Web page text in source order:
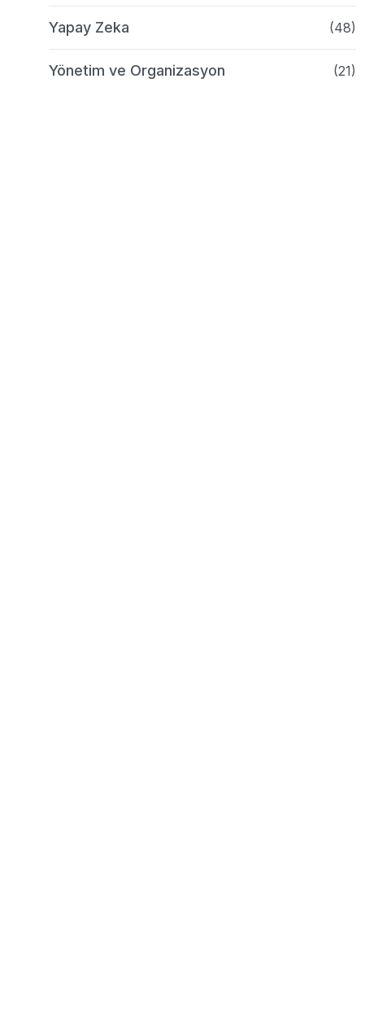
Yapay Zeka (48)
Yönetim ve Organizasyon (21)